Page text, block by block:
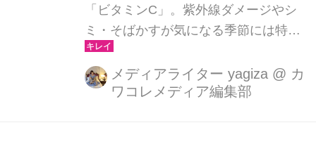
「ビタミンC」。紫外線ダメージやシ
ミ・そばかすが気になる季節には特に
注目したい成分です。オンライン美肌
治療サービス【ANS.（アンス）】か
ら、新たにオリジナルブランドとして
メディアライター yagiza @ カ
ワコレメディア編集部